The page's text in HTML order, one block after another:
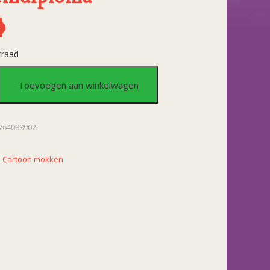
Toevoegen aan winkelwagen
Cartoon mokken